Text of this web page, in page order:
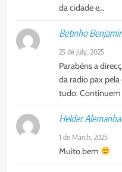
da cidade e…
Betinho
25 de July, 2025
Parabéns a
da radio pax
tudo. Continuem
Helder
1 de March, 2025
Muito bem